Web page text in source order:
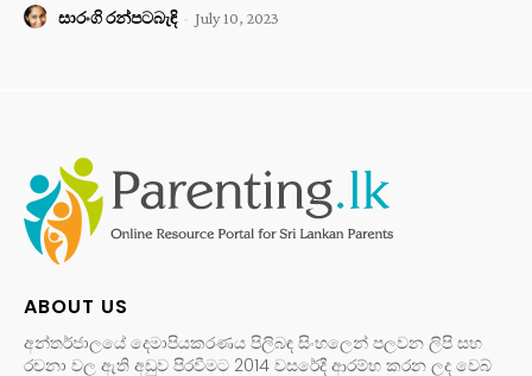
සාරංගි රන්පටබැඳි - July 10, 2023
ABOUT US
අන්තර්ජාලයේ දෙමාපියකරණය පිලිබඳ සිංහලෙන් පලවන ලිපි සහ
රචනා වල ඇති අඩුව පිරවීමට 2014 වසරේදී ආරම්භ කරන ලද වෙබ්